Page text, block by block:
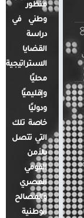
منظور
وطني في
دراسة
القضايا
الاستراتيجية
محليًا
وإقليميًا
ودوليًا
خاصة تلك
التي تتصل
بالأمن
القومي
المصري
والمصالح
الوطنية